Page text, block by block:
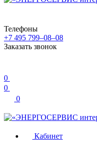
Телефоны
+7 495 799–08–08
Заказать звонок
0
0
0
Кабинет